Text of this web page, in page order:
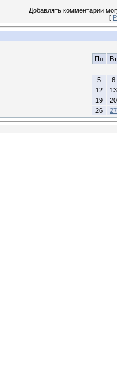
Добавлять комментарии
[
Пн Вт
5
6
12
13
19
20
26
27